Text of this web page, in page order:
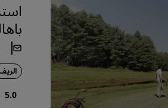
شقق فندقية مجهزة
فنادق قريبة من المطار
الفنادق الجديدة والمرتقب افتتاحها قريبًا
الاجتماعات والفعاليات
5.0